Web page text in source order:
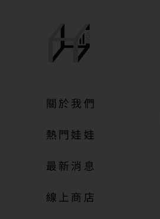
關於我們
熱門娃娃
最新消息
線上商店